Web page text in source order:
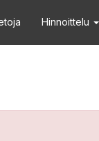
Hinnoittelu